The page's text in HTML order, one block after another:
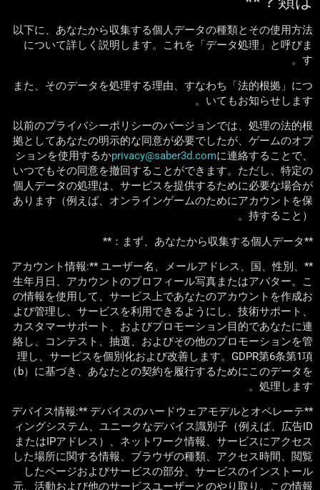
以下に、あなたから収集する個人データの種類とその使用方法
について詳しく説明します。これを「データ処理」と呼びま
す。
また、そのデータを処理する理由、すなわち「法的根拠」につ
いてもお知らせします。
以前のプライバシーポリシーのバージョンでは、処理の法的根
拠としてあなたの明示的な同意が必要でしたが、ゲームのオプ
ションを使用するかprivacy@saber3d.comに連絡することで、
いつでもその同意を撤回することができます。ただし、特定の
個人データの処理は、サービスを提供するために必要な場合が
あります（例えば、オンラインゲームのためにアカウントを保
持すること）。
**まず、あなたから収集する個人データ：**
**アカウント情報:** ユーザー名、メールアドレス、国、性別、
生年月日、アカウントのプロフィール写真またはアバター。こ
の情報を使用して、サービス上であなたのアカウントを作成お
よび管理し、サービスを利用できるようにし、技術サポート、
カスタマーサポート、およびプロモーション目的であなたに連
絡し、コンテスト、抽選、およびその他のプロモーションを管
理し、サービスを個別化および改善します。GDPR第6条第1項
（b）に基づき、あなたとの契約を履行するためにこのデータを
処理します。
**デバイス情報:** デバイスのハードウェアモデルとオペレーテ
ィングシステム、ユニークなデバイス識別子（例えば、広告ID
またはIPアドレス）、ネットワーク情報、サービスにアクセス
した場所に関する情報、ブラウザの種類、アクセス時間、閲覧
したページおよびサービスの部分、サービスのインストール
元、活動および他のサービスユーザーとのやり取り。この情報